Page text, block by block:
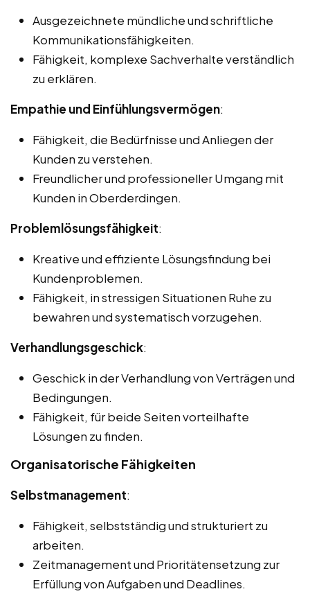
Ausgezeichnete mündliche und schriftliche
Kommunikationsfähigkeiten.
Fähigkeit, komplexe Sachverhalte verständlich
zu erklären.
Empathie und Einfühlungsvermögen:
Fähigkeit, die Bedürfnisse und Anliegen der
Kunden zu verstehen.
Freundlicher und professioneller Umgang mit
Kunden in Oberderdingen.
Problemlösungsfähigkeit:
Kreative und effiziente Lösungsfindung bei
Kundenproblemen.
Fähigkeit, in stressigen Situationen Ruhe zu
bewahren und systematisch vorzugehen.
Verhandlungsgeschick:
Geschick in der Verhandlung von Verträgen und
Bedingungen.
Fähigkeit, für beide Seiten vorteilhafte
Lösungen zu finden.
Organisatorische Fähigkeiten
Selbstmanagement:
Fähigkeit, selbstständig und strukturiert zu
arbeiten.
Zeitmanagement und Prioritätensetzung zur
Erfüllung von Aufgaben und Deadlines.